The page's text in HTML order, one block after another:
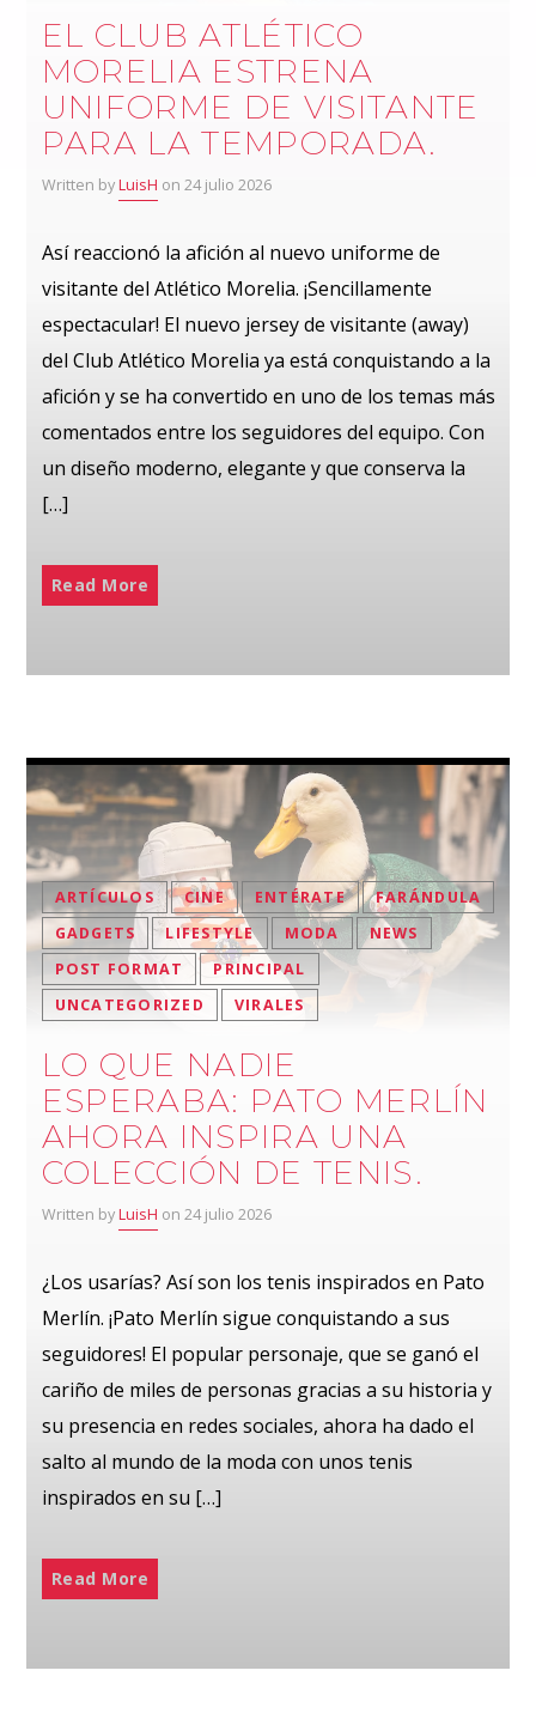
EL CLUB ATLÉTICO
MORELIA ESTRENA
UNIFORME DE VISITANTE
PARA LA TEMPORADA.
Written byLuisH on 24 julio 2026
Así reaccionó la afición al nuevo uniforme de
visitante del Atlético Morelia. ¡Sencillamente
espectacular! El nuevo jersey de visitante (away)
del Club Atlético Morelia ya está conquistando a la
afición y se ha convertido en uno de los temas más
comentados entre los seguidores del equipo. Con
un diseño moderno, elegante y que conserva la
[…]
Read More
ARTÍCULOS CINE ENTÉRATE
FARÁNDULA
GADGETS
LIFESTYLE MODA
NEWS
POST FORMAT
PRINCIPAL
UNCATEGORIZED
VIRALES
LO QUE NADIE
ESPERABA: PATO MERLÍN
AHORA INSPIRA UNA
COLECCIÓN DE TENIS.
Written byLuisH on 24 julio 2026
¿Los usarías? Así son los tenis inspirados en Pato
Merlín. ¡Pato Merlín sigue conquistando a sus
seguidores! El popular personaje, que se ganó el
cariño de miles de personas gracias a su historia y
su presencia en redes sociales, ahora ha dado el
salto al mundo de la moda con unos tenis
inspirados en su […]
Read More